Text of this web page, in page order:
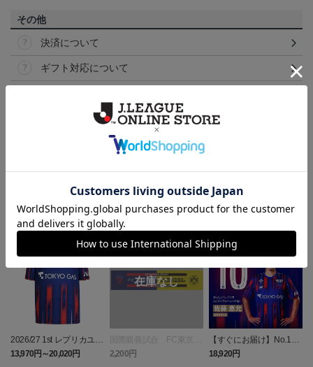
その他
決済について
ギフト対応について
ランキング
NEW
2026/27 1st レプリカユニ
フォーム 半袖
13,970円～20,020円
国際親善試合 FC東京
対 ボルシア ドルトムン
ト プリントタオルマフ
2,200円
【すぐにお届け】No.10
佐藤 恵允選手 2026/27 1s
t レプリカユニフォーム
18,920円